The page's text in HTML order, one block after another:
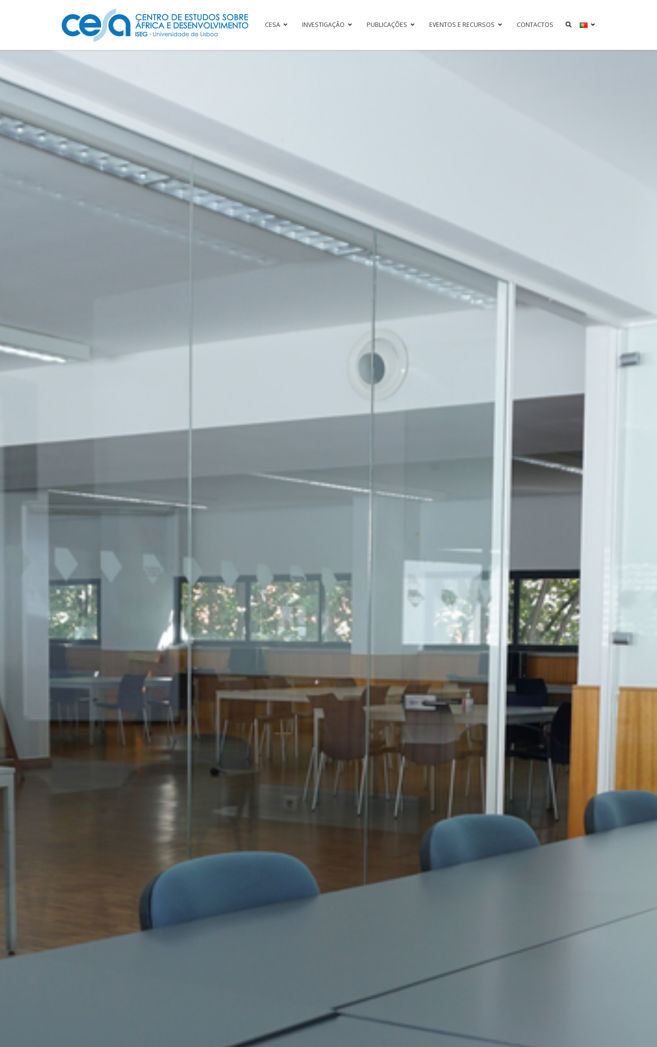
CESA INVESTIGAÇÃO PUBLICAÇÕES EVENTOS E RECURSOS CONTACTOS